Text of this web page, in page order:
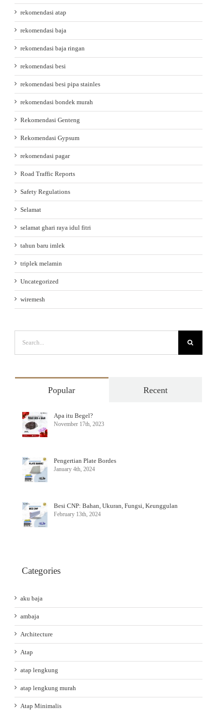
rekomendasi atap
rekomendasi baja
rekomendasi baja ringan
rekomendasi besi
rekomendasi besi pipa stainles
rekomendasi bondek murah
Rekomendasi Genteng
Rekomendasi Gypsum
rekomendasi pagar
Road Traffic Reports
Safety Regulations
Selamat
selamat ghari raya idul fitri
tahun baru imlek
triplek melamin
Uncategorized
wiremesh
for:
Popular Recent
Apa itu Begel?
November 17th, 2023
Pengertian Plate Bordes
January 4th, 2024
Besi CNP: Bahan, Ukuran, Fungsi, Keunggulan
February 13th, 2024
Categories
aku baja
ambaja
Architecture
Atap
atap lengkung
atap lengkung murah
Atap Minimalis